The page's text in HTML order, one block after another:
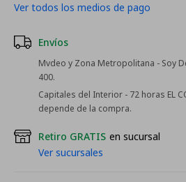
Ver todos los medios de pago
Envíos
Mvdeo y Zona Metropolitana - Soy
400.
Capitales del Interior - 72 horas EL
depende de la compra.
Retiro GRATIS en sucursal
Ver sucursales